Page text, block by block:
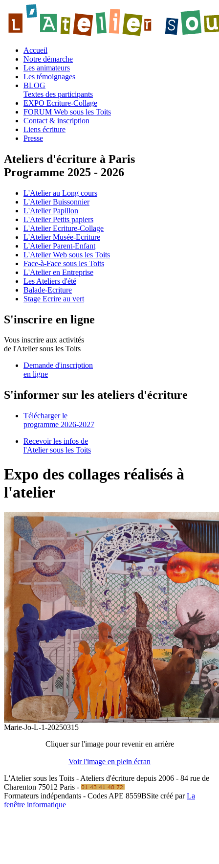
Accueil
Notre démarche
Les animateurs
Les témoignages
BLOG
Textes des participants
EXPO Ecriture-Collage
FORUM Web sous les Toits
Contact & inscription
Liens écriture
Presse
Ateliers d'écriture à Paris
Programme 2025 - 2026
L'Atelier au Long cours
L'Atelier Buissonnier
L'Atelier Papillon
L'Atelier Petits papiers
L'Atelier Ecriture-Collage
L'Atelier Musée-Ecriture
L'Atelier Parent-Enfant
L'Atelier Web sous les Toits
Face-à-Face sous les Toits
L'Atelier en Entreprise
Les Ateliers d'été
Balade-Ecriture
Stage Ecrire au vert
S'inscrire en ligne
Vous inscrire aux activités
de l'Atelier sous les Toits
Demande d'inscription
en ligne
S'informer sur les ateliers d'écriture
Télécharger le
programme 2026-2027
Recevoir les infos de
l'Atelier sous les Toits
Expo des collages réalisés à
l'atelier
Marie-Jo-L-1-20250315
Cliquer sur l'image pour revenir en arrière
Voir l'image en plein écran
L'Atelier sous les Toits - Ateliers d'écriture depuis 2006 - 84 rue de
Charenton 75012 Paris -
Formateurs indépendants - Codes APE 8559BSite créé parLa
fenêtre informatique